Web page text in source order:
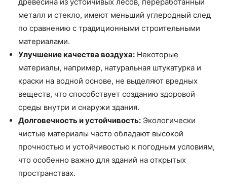
металл и стекло, имеют меньший углеродный след
по сравнению с традиционными строительными
материалами.
Улучшение качества воздуха: Некоторые
материалы, например, натуральная штукатурка и
краски на водной основе, не выделяют вредных
веществ, что способствует созданию здоровой
среды внутри и снаружи здания.
Долговечность и устойчивость: Экологически
чистые материалы часто обладают высокой
прочностью и устойчивостью к погодным условиям,
что особенно важно для зданий на открытых
пространствах.